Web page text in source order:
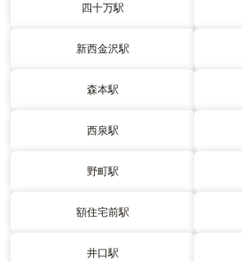
四十万駅
新西金沢駅
森本駅
西泉駅
野町駅
額住宅前駅
井口駅